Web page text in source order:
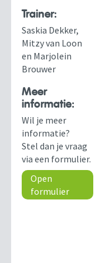
Trainer:
Saskia Dekker,
Mitzy van Loon
en Marjolein
Brouwer
Meer
informatie:
Wil je meer
informatie?
Stel dan je vraag
via een formulier.
Open
formulier